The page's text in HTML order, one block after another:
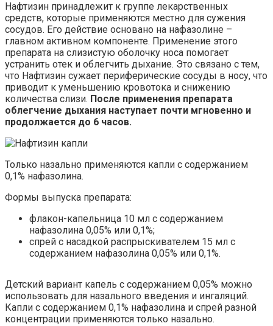
Нафтизин принадлежит к группе лекарственных
средств, которые применяются местно для сужения
сосудов. Его действие основано на нафазолине –
главном активном компоненте. Применение этого
препарата на слизистую оболочку носа помогает
устранить отек и облегчить дыхание. Это связано с тем,
что Нафтизин сужает периферические сосуды в носу, что
приводит к уменьшению кровотока и снижению
количества слизи. После применения препарата
облегчение дыхания наступает почти мгновенно и
продолжается до 6 часов.
Только назально применяются капли с содержанием
0,1% нафазолина.
Формы выпуска препарата:
флакон-капельница 10 мл с содержанием
нафазолина 0,05% или 0,1%;
спрей с насадкой распрыскивателем 15 мл с
содержанием нафазолина 0,05% или 0,1%.
Детский вариант капель с содержанием 0,05% можно
использовать для назального введения и ингаляций.
Капли с содержанием 0,1% нафазолина и спрей разной
концентрации применяются только назально.